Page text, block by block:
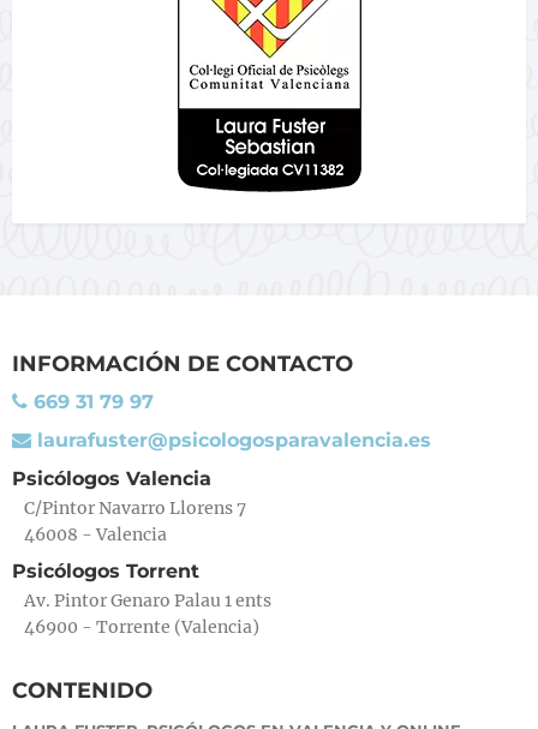
INFORMACIÓN DE CONTACTO
669 31 79 97
laurafuster@psicologosparavalencia.es
Psicólogos Valencia
C/Pintor Navarro Llorens 7
46008 - Valencia
Psicólogos Torrent
Av. Pintor Genaro Palau 1 ents
46900 - Torrente (Valencia)
CONTENIDO